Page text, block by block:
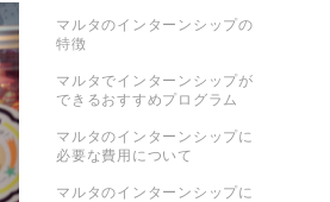
マルタのインターンシップの
特徴
マルタでインターンシップが
できるおすすめプログラム
マルタのインターンシップに
必要な費用について
マルタのインターンシップに